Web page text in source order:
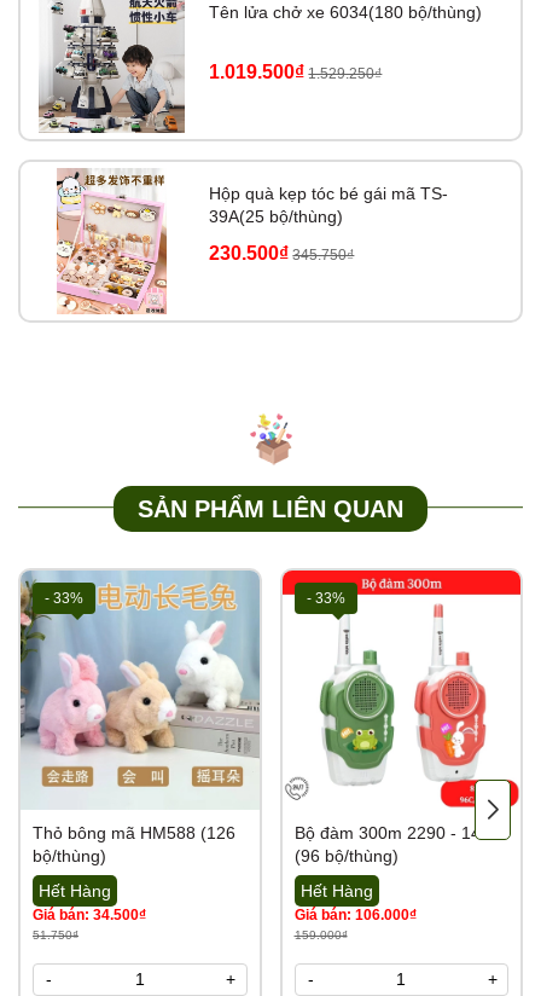
Tên lửa chở xe 6034(180 bộ/thùng)
1.019.500₫ 1.529.250₫
Hộp quà kẹp tóc bé gái mã TS-
39A(25 bộ/thùng)
230.500₫ 345.750₫
SẢN PHẨM LIÊN QUAN
- 33%
Thỏ bông mã HM588 (126
bộ/thùng)
Hết Hàng
Giá bán: 34.500₫
51.750₫
- +
- 33%
Bộ đàm 300m 2290 - 14
(96 bộ/thùng)
Hết Hàng
Giá bán: 106.000₫
159.000₫
- +